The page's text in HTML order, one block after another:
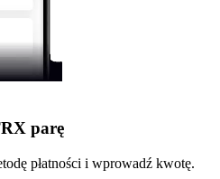
parę
płatności i wprowadź kwotę.